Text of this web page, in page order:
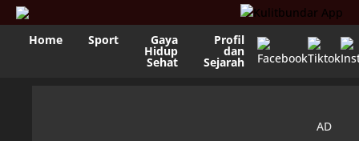
Home Sport Gaya
Hidup
Sehat
Profil
dan
Sejarah